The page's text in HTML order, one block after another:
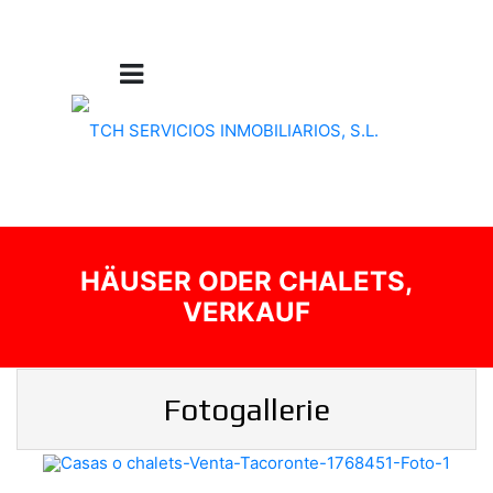
HÄUSER ODER CHALETS,
VERKAUF
Fotogallerie